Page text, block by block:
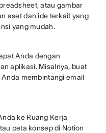
atau gambar
aset dan ide terkait yang
yang mudah.
Anda dengan
aplikasi. Misalnya, buat
membintangi email
ke Ruang Kerja
peta konsep di Notion